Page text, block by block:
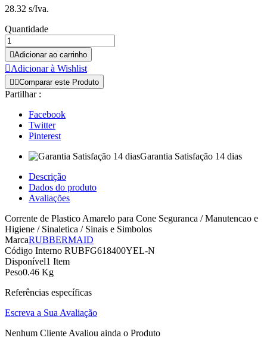
28.32 s/Iva.
Quantidade
Adicionar ao carrinho
Adicionar à Wishlist
 Comparar este Produto
Partilhar :
Facebook
Twitter
Pinterest
Garantia Satisfação 14 dias
Descrição
Dados do produto
Avaliações
Corrente de Plastico Amarelo para Cone Seguranca / Manutencao e
Higiene / Sinaletica / Sinais e Simbolos
MarcaRUBBERMAID
Código Interno RUBFG618400YEL-N
Disponível1 Item
Peso0.46 Kg
Referências específicas
Escreva a Sua Avaliação
Nenhum Cliente Avaliou ainda o Produto